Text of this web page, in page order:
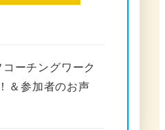
コーチングワーク
＆参加者のお声